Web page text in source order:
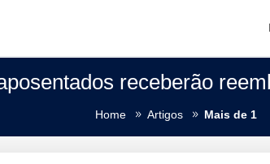
receberão
Home Artigos Mais de 1